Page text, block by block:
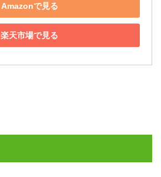
Amazonで見る
楽天市場で見る